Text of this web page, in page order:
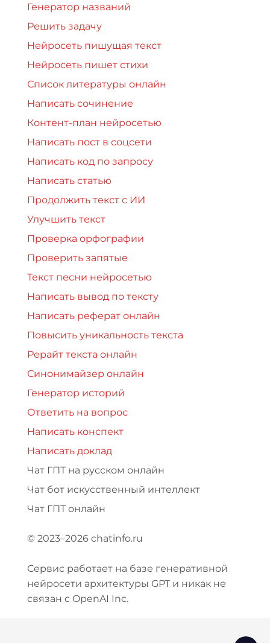
Генератор названий
Решить задачу
Нейросеть пишущая текст
Нейросеть пишет стихи
Список литературы онлайн
Написать сочинение
Контент-план нейросетью
Написать пост в соцсети
Написать код по запросу
Написать статью
Продолжить текст с ИИ
Улучшить текст
Проверка орфографии
Проверить запятые
Текст песни нейросетью
Написать вывод по тексту
Написать реферат онлайн
Повысить уникальность текста
Рерайт текста онлайн
Синонимайзер онлайн
Генератор историй
Ответить на вопрос
Написать конспект
Написать доклад
Чат ГПТ на русском онлайн
Чат бот искусственный интеллект
Чат ГПТ онлайн
© 2023–2026 chatinfo.ru
Сервис работает на базе генеративной
нейросети архитектуры GPT и никак не
связан с OpenAI Inc.